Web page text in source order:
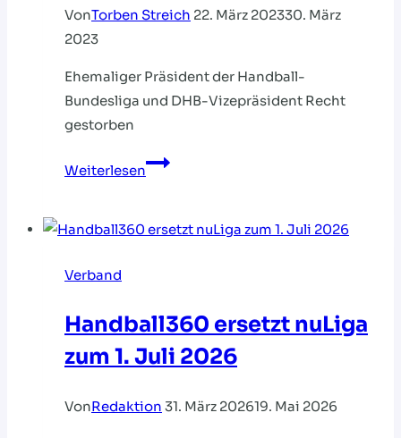
VonTorben Streich 22. März 202330. März
2023
Ehemaliger Präsident der Handball-
Bundesliga und DHB-Vizepräsident Recht
gestorben
Weiterlesen
Trauer
Witte
Verband
Handball360 ersetzt nuLiga
zum 1. Juli 2026
VonRedaktion 31. März 202619. Mai 2026